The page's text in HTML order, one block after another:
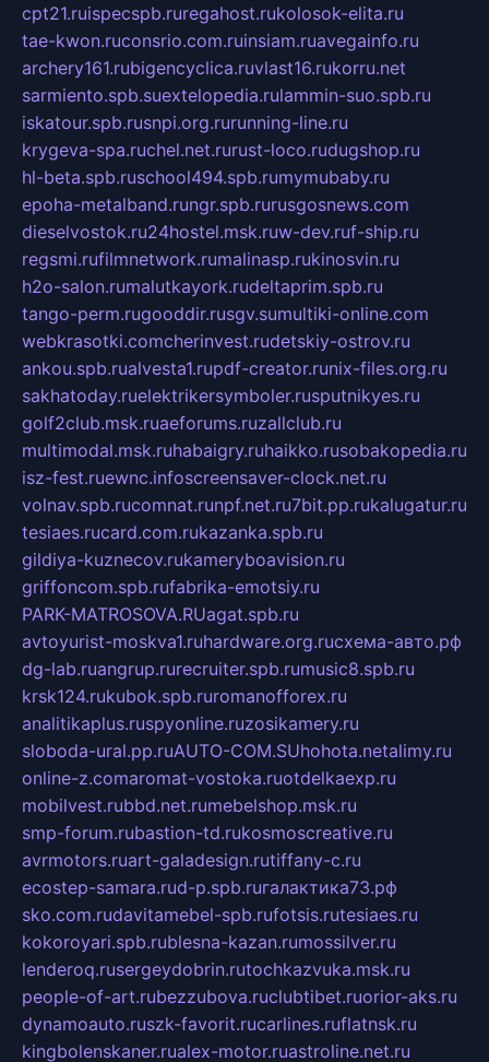
cpt21.ruispecspb.ruregahost.rukolosok-elita.ru
tae-kwon.ruconsrio.com.ruinsiam.ruavegainfo.ru
archery161.rubigencyclica.ruvlast16.rukorru.net
sarmiento.spb.suextelopedia.rulammin-suo.spb.ru
iskatour.spb.rusnpi.org.rurunning-line.ru
krygeva-spa.ruchel.net.rurust-loco.rudugshop.ru
hl-beta.spb.ruschool494.spb.rumymubaby.ru
epoha-metalband.rungr.spb.rurusgosnews.com
dieselvostok.ru24hostel.msk.ruw-dev.ruf-ship.ru
regsmi.rufilmnetwork.rumalinasp.rukinosvin.ru
h2o-salon.rumalutkayork.rudeltaprim.spb.ru
tango-perm.rugooddir.rusgv.sumultiki-online.com
webkrasotki.comcherinvest.rudetskiy-ostrov.ru
ankou.spb.rualvesta1.rupdf-creator.runix-files.org.ru
sakhatoday.ruelektrikersymboler.rusputnikyes.ru
golf2club.msk.ruaeforums.ruzallclub.ru
multimodal.msk.ruhabaigry.ruhaikko.rusobakopedia.ru
isz-fest.ruewnc.infoscreensaver-clock.net.ru
volnav.spb.rucomnat.runpf.net.ru7bit.pp.rukalugatur.ru
tesiaes.rucard.com.rukazanka.spb.ru
gildiya-kuznecov.rukameryboavision.ru
griffoncom.spb.rufabrika-emotsiy.ru
PARK-MATROSOVA.RUagat.spb.ru
avtoyurist-moskva1.ruhardware.org.ruсхема-авто.рф
dg-lab.ruangrup.rurecruiter.spb.rumusic8.spb.ru
krsk124.rukubok.spb.ruromanofforex.ru
analitikaplus.ruspyonline.ruzosikamery.ru
sloboda-ural.pp.ruAUTO-COM.SUhohota.netalimy.ru
online-z.comaromat-vostoka.ruotdelkaexp.ru
mobilvest.rubbd.net.rumebelshop.msk.ru
smp-forum.rubastion-td.rukosmoscreative.ru
avrmotors.ruart-galadesign.rutiffany-c.ru
ecostep-samara.rud-p.spb.ruгалактика73.рф
sko.com.rudavitamebel-spb.rufotsis.rutesiaes.ru
kokoroyari.spb.rublesna-kazan.rumossilver.ru
lenderoq.rusergeydobrin.rutochkazvuka.msk.ru
people-of-art.rubezzubova.ruclubtibet.ruorior-aks.ru
dynamoauto.ruszk-favorit.rucarlines.ruflatnsk.ru
kingbolenskaner.rualex-motor.ruastroline.net.ru